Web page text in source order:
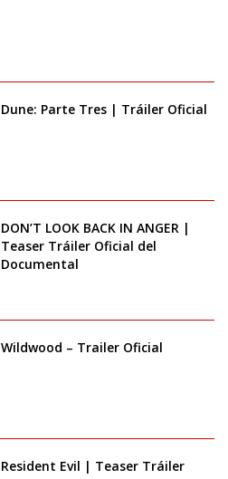
Dune: Parte Tres | Tráiler Oficial
DON’T LOOK BACK IN ANGER |
Teaser Tráiler Oficial del
Documental
Wildwood – Trailer Oficial
Resident Evil | Teaser Tráiler